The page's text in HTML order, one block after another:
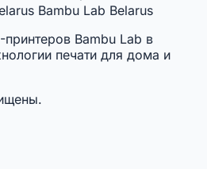
Bambu Lab Belarus
Bambu Lab в
печати для дома и